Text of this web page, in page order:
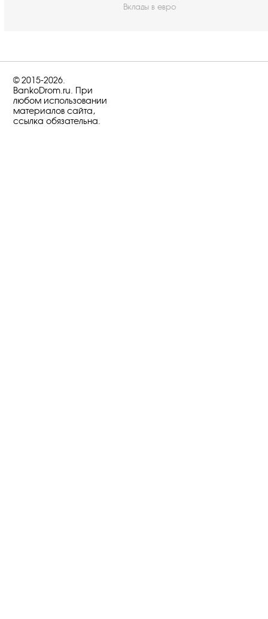
Вклады в евро
© 2015-2026.
BankoDrom.ru. При
любом использовании
материалов сайта,
ссылка обязательна.